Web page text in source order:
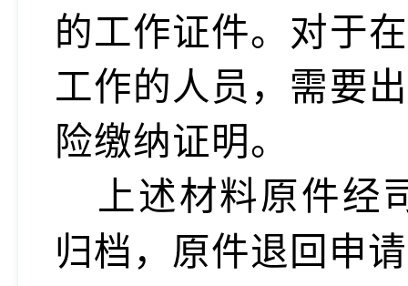
的工作证件。对于
工作的人员，需要
险缴纳证明。
上述材料原件经
归档，原件退回申